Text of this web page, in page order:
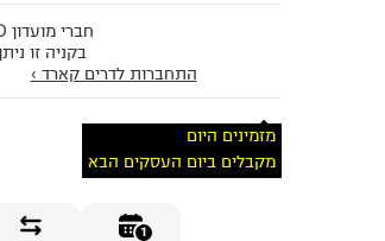
חברי מועדון DREAM CARD
בקניה זו ניתן
התחברות לדרים קארד ›
מזמינים היום
מקבלים ביום העסקים הבא
1